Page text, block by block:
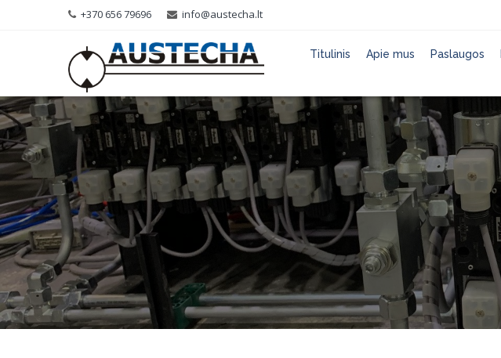
+370 656 79696 info@austecha.lt
Titulinis Apie mus Paslaugos